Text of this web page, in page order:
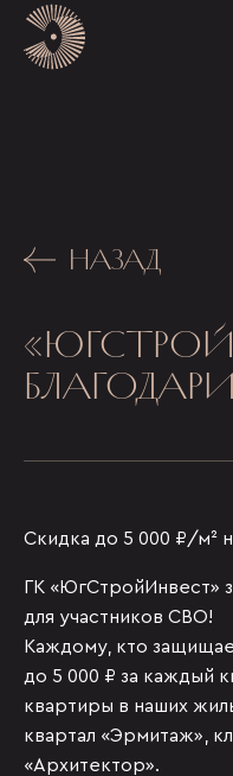
НАЗАД
Скидка до 5 000 ₽/м²
ГК «ЮгСтройИнвест»
для участников СВО!
Каждому, кто
до 5 000 ₽ за каждый
квартиры в наших
квартал «Эрмитаж»,
«Архитектор».